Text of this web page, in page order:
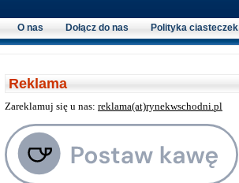
Polityka ciasteczek
Dołącz do nas
O nas
Reklama
Zareklamuj się u nas: reklama(at)rynekwschodni.pl